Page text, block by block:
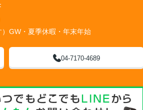
GW・夏季休暇・年末年始
04-7170-4689